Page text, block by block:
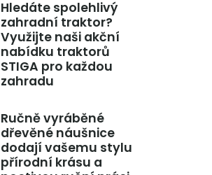
Hledáte spolehlivý
zahradní traktor?
Využijte naši akční
nabídku traktorů
STIGA pro každou
zahradu
Ručně vyráběné
dřevěné náušnice
dodají vašemu stylu
přírodní krásu a